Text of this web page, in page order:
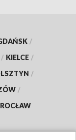
/
/ KIELCE /
/
/